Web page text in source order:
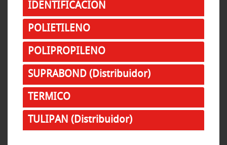
IDENTIFICACION
POLIETILENO
POLIPROPILENO
SUPRABOND (Distribuidor)
TERMICO
TULIPAN (Distribuidor)